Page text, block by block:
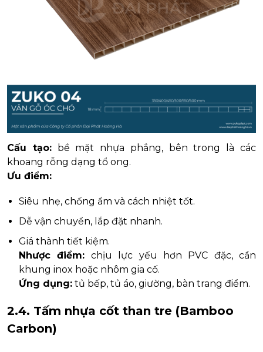
Cấu tạo:bề mặt nhựa phẳng, bên trong là các
khoang rỗng dạng tổ ong.
Ưu điểm:
Siêu nhẹ, chống ẩm và cách nhiệt tốt.
Dễ vận chuyển, lắp đặt nhanh.
Giá thành tiết kiệm.
Nhược điểm: chịu lực yếu hơn PVC đặc, cần
khung inox hoặc nhôm gia cố.
Ứng dụng: tủ bếp, tủ áo, giường, bàn trang điểm.
2.4. Tấm nhựa cốt than tre (Bamboo
Carbon)